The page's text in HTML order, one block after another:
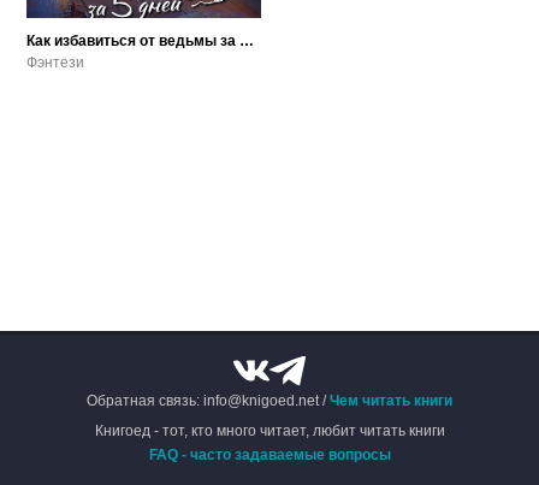
Как избавиться от ведьмы за пять дней
Фэнтези
Обратная связь: info@knigoed.net /Чем читать книги
Книгоед - тот, кто много читает, любит читать книги
FAQ - часто задаваемые вопросы